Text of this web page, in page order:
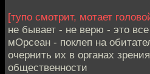
[тупо смотрит, мотает
не бывает - не верю - это
мОрсеан - поклеп на
очернить их в органах
общественности